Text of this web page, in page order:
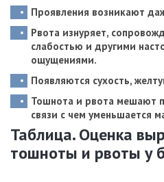
Проявления возникают
Рвота изнуряет,
слабостью и другими
ощущениями.
Появляются сухость,
Тошнота и рвота мешают
связи с чем уменьшается
Таблица. Оценка
тошноты и рвоты у